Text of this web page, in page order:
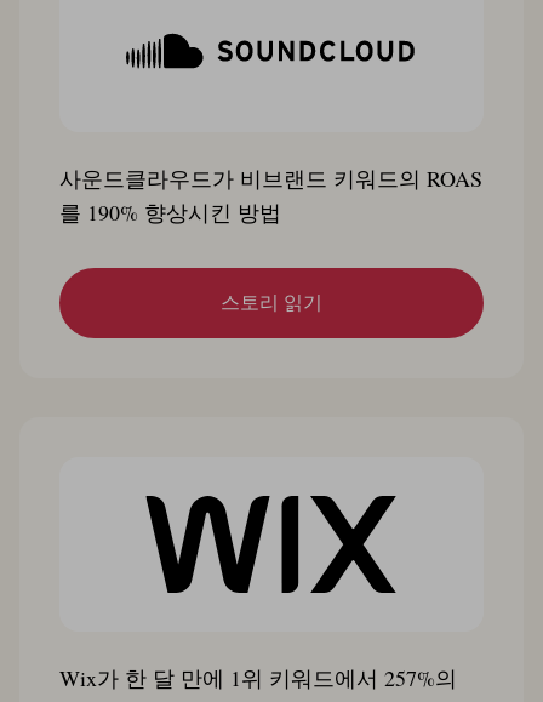
사운드클라우드가 비브랜드 키워드의 ROAS
를 190% 향상시킨 방법
스토리 읽기
Wix가 한 달 만에 1위 키워드에서 257%의